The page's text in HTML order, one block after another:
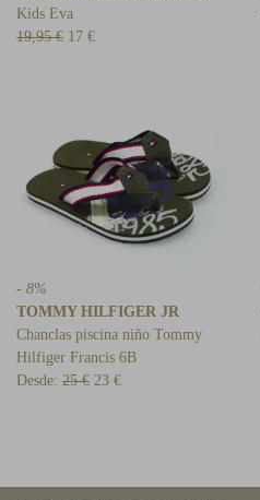
Kids Eva
19,95 € 17 €
- 8%
TOMMY HILFIGER JR
Chanclas piscina niño Tommy
Hilfiger Francis 6B
Desde: 25 € 23 €